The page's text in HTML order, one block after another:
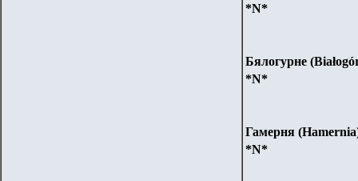
*N*
Бялогурне
*N*
Гамерня
*N*